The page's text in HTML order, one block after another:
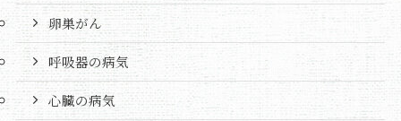
卵巣がん
呼吸器の病気
心臓の病気